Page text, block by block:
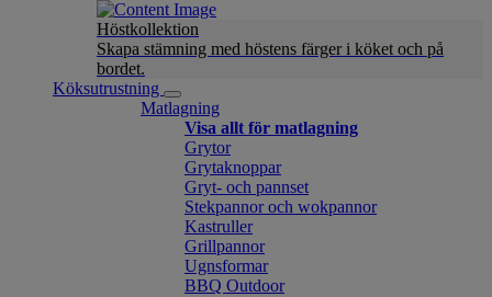
Höstkollektion
Skapa stämning med höstens färger i köket och på
bordet.
Köksutrustning
Matlagning
Visa allt för matlagning
Grytor
Grytaknoppar
Gryt- och pannset
Stekpannor och wokpannor
Kastruller
Grillpannor
Ugnsformar
BBQ Outdoor